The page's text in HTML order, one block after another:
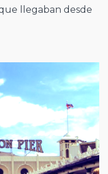
llegaban desde